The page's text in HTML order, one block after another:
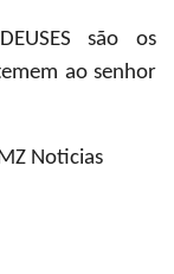
são os
ao senhor
Noticias